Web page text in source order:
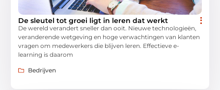
De sleutel tot groei ligt in leren dat werkt
De wereld verandert sneller dan ooit. Nieuwe technologieën,
veranderende wetgeving en hoge verwachtingen van klanten
vragen om medewerkers die blijven leren. Effectieve e-
learning is daarom
Bedrijven